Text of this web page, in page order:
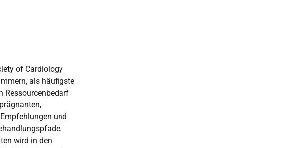
of Cardiology
als häufigste
Ressourcenbedarf
und
wird in den